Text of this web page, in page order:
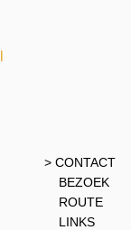
> CONTACT
BEZOEK
ROUTE
LINKS